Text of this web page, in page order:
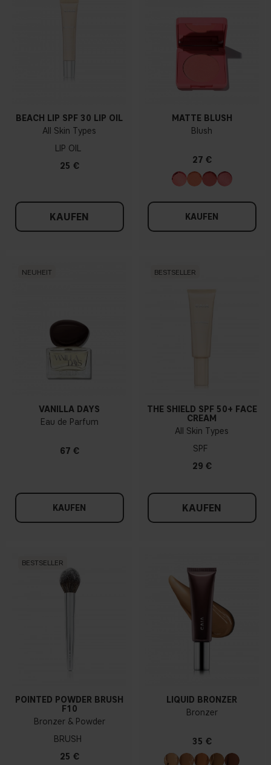
BEACH LIP SPF 30 LIP OIL
All Skin Types
LIP OIL
25 €
KAUFEN
MATTE BLUSH
Blush
27 €
KAUFEN
NEUHEIT
VANILLA DAYS
Eau de Parfum
67 €
KAUFEN
BESTSELLER
THE SHIELD SPF 50+ FACE
CREAM
All Skin Types
SPF
29 €
KAUFEN
BESTSELLER
POINTED POWDER BRUSH
F10
Bronzer & Powder
BRUSH
25 €
LIQUID BRONZER
Bronzer
35 €